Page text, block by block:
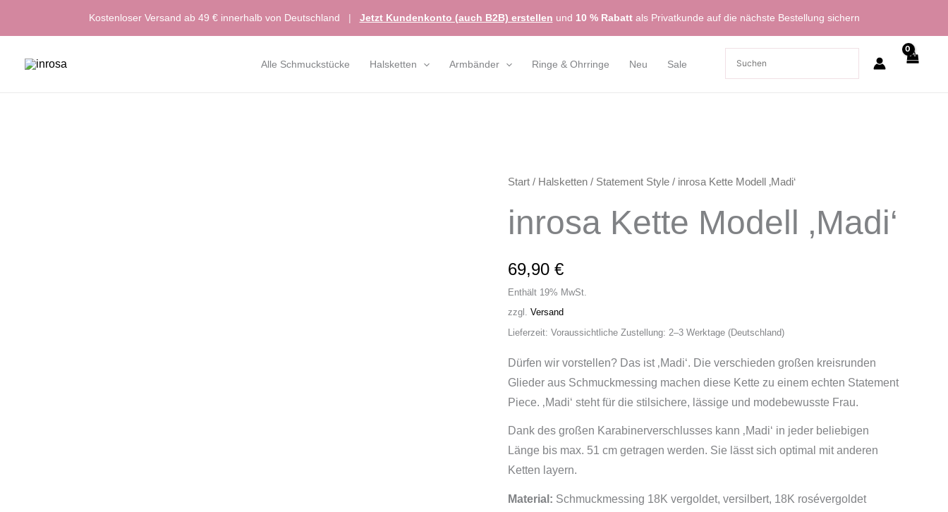
Kostenloser Versand ab 49 € innerhalb von Deutschland | Jetzt Kundenkonto (auch B2B) erstellen und 10 % Rabattals Privatkunde auf die nächste Bestellung sichern
Alle Schmuckstücke Halsketten Armbänder Ringe & Ohrringe Neu Sale
Start / Halsketten / Statement Style / inrosa Kette Modell ‚Madi‘
inrosa Kette Modell ‚Madi‘
69,90€
Enthält 19% MwSt.
zzgl.Versand
Lieferzeit: Voraussichtliche Zustellung: 2–3 Werktage (Deutschland)
Dürfen wir vorstellen? Das ist ‚Madi‘. Die verschieden großen kreisrunden
Glieder aus Schmuckmessing machen diese Kette zu einem echten Statement
Piece. ‚Madi‘ steht für die stilsichere, lässige und modebewusste Frau.
Dank des großen Karabinerverschlusses kann ‚Madi‘ in jeder beliebigen
Länge bis max. 51 cm getragen werden. Sie lässt sich optimal mit anderen
Ketten layern.
Material: Schmuckmessing 18K vergoldet, versilbert, 18K rosévergoldet
inrosa
Modell